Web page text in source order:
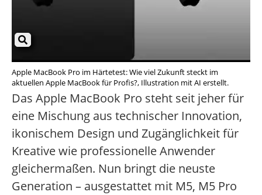
Apple MacBook Pro im Härtetest: Wie viel Zukunft steckt im
aktuellen Apple MacBook für Profis?, Illustration mit AI erstellt.
Das Apple MacBook Pro steht seit jeher für
eine Mischung aus technischer Innovation,
ikonischem Design und Zugänglichkeit für
Kreative wie professionelle Anwender
gleichermaßen. Nun bringt die neuste
Generation – ausgestattet mit M5, M5 Pro